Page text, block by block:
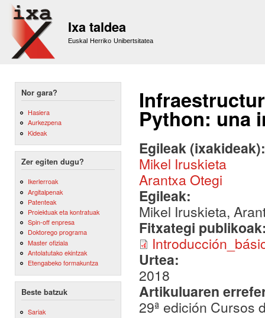
Ixa taldea
Euskal Herriko Unibertsitatea
Nor gara?
Hasiera
Aurkezpena
Kideak
Zer egiten dugu?
Ikerlerroak
Argitalpenak
Patenteak
Proiektuak eta kontratuak
Spin-off enpresa
Doktorego programa
Master ofiziala
Antolatutako ekintzak
Etengabeko formakuntza
Beste batzuk
Sariak
Python: una
Egileak
Mikel Iruskieta
Arantxa Otegi
Egileak:
Mikel Iruskieta,
Fitxategi
Urtea:
2018
Artikuluaren
29ª edición Cursos